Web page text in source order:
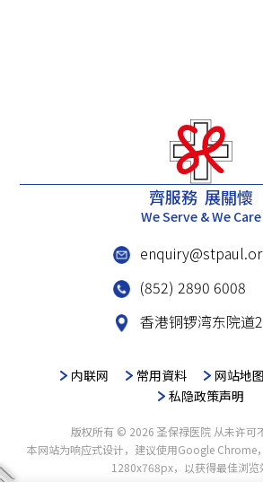
齊服務 展關懷
We Serve & We Care
(852) 2890 6008
香港铜锣湾东院道
内联网 常用資料 网站地图
私隐政策声明
版权所有 © 2026 圣保禄医院 从未许可
本网站为响应式设计，建议使用Google Chrome
1280x768px，以获得最佳浏览